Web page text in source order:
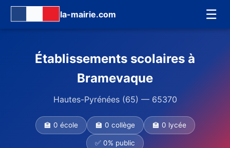
la-mairie.com ☰
Établissements scolaires à
Bramevaque
Hautes-Pyrénées (65) — 65370
🏫 0 école 🏫 0 collège 🏫 0 lycée
✅ 0% public